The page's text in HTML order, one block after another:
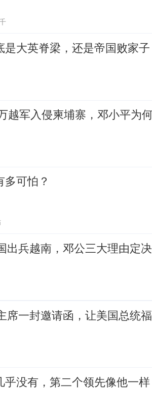
是大英脊梁，还是帝国败家子
越军入侵柬埔寨，邓小平为
多可怕？
出兵越南，邓公三大理由定
席一封邀请函，让美国总统
乎没有，第二个领先像他一